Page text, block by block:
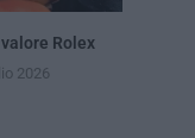
Rolex
2026